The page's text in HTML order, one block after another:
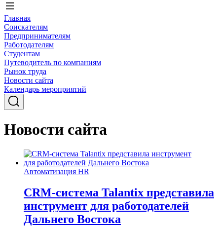
Главная
Соискателям
Предпринимателям
Работодателям
Студентам
Путеводитель по компаниям
Рынок труда
Новости сайта
Календарь мероприятий
Новости сайта
Автоматизация HR
CRM-система Talantix представила
инструмент для работодателей
Дальнего Востока